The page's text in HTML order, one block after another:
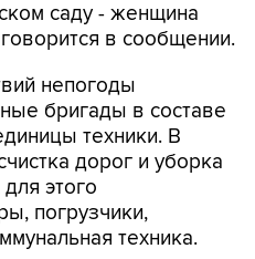
непогоды
техники. В
дорог и уборка
этого
погрузчики,
техника.